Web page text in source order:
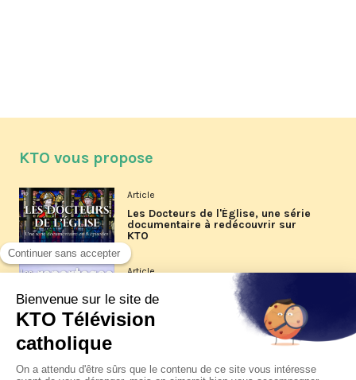
KTO vous propose
Article
Les Docteurs de l'Église, une série
documentaire à redécouvrir sur
KTO
Article
Les reportages d'été 2026 de KTO
La visite pastorale du pape Léon
XIV à Assise à suivre sur KTO le